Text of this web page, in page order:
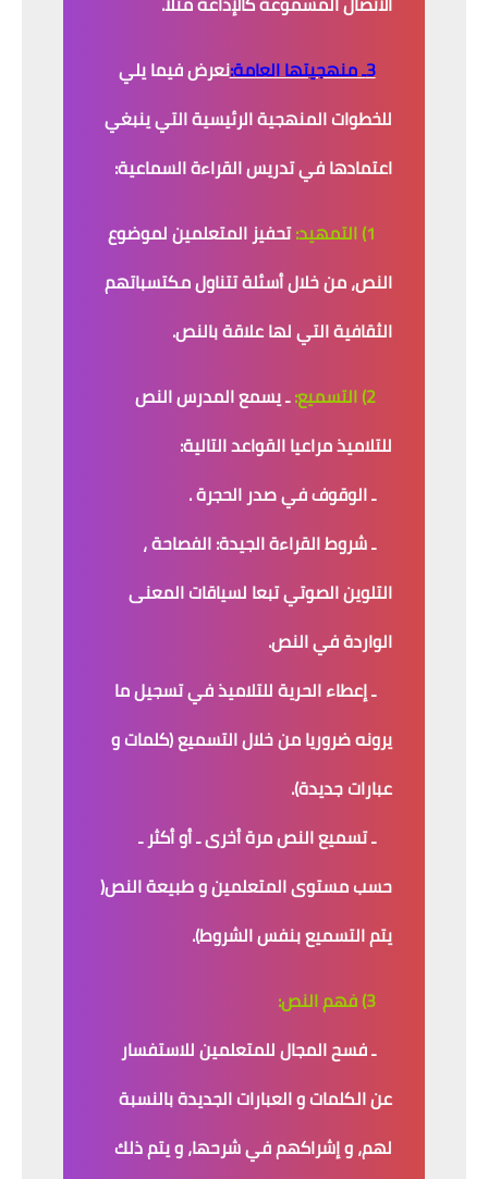
3ـ منهجيتها العامة:
نعرض فيما يلي
للخطوات المنهجية الرئيسية التي ينبغي
اعتمادها في تدريس القراءة السماعية:
1) التمهيد:
تحفيز المتعلمين لموضوع
النص، من خلال أسئلة تتناول مكتسباتهم
الثقافية التي لها علاقة بالنص.
2) التسميع:
ـ يسمع المدرس النص
للتلاميذ مراعيا القواعد التالية:
ـ الوقوف في صدر الحجرة .
ـ شروط القراءة الجيدة: الفصاحة ،
التلوين الصوتي تبعا لسياقات المعنى
الواردة في النص.
ـ إعطاء الحرية للتلاميذ في تسجيل ما
يرونه ضروريا من خلال التسميع (كلمات و
عبارات جديدة).
ـ تسميع النص مرة أخرى ـ أو أكثر ـ
حسب مستوى المتعلمين و طبيعة النص(
يتم التسميع بنفس الشروط).
3) فهم النص:
ـ فسح المجال للمتعلمين للاستفسار
عن الكلمات و العبارات الجديدة بالنسبة
لهم، و إشراكهم في شرحها، و يتم ذلك